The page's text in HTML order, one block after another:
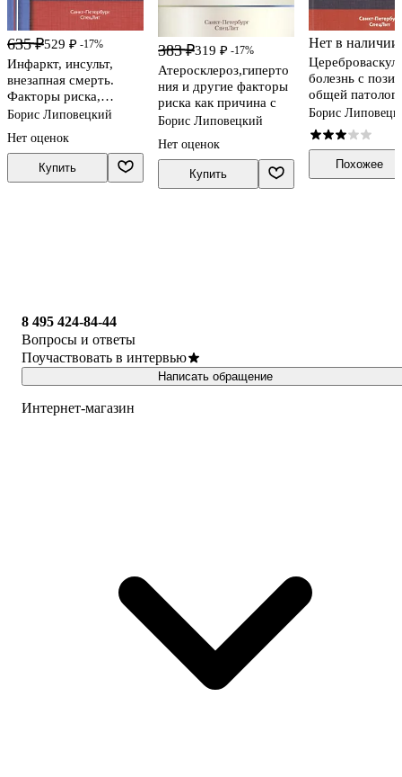
635 ₽529 ₽ -17%
Инфаркт, инсульт,
внезапная смерть.
Факторы риска,
предвестники,
Борис Липовецкий
Нет оценок
Купить
383 ₽319 ₽ -17%
Атеросклероз,гиперто
ния и другие факторы
риска как причина с
Борис Липовецкий
Нет оценок
Купить
Нет в наличии
болезнь с
общей
Борис
Похожее
8 495 424-84-44
Вопросы и ответы
Поучаствовать в интервью
Написать обращение
Интернет-магазин